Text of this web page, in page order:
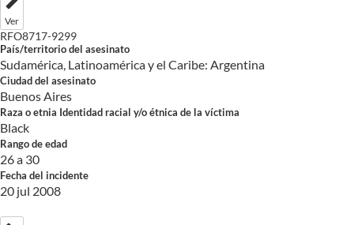
Ver
RFO8717-9299
País/territorio del asesinato
Sudamérica, Latinoamérica y el Caribe: Argentina
Ciudad del asesinato
Buenos Aires
Raza o etnia Identidad racial y/o étnica de la víctima
Black
Rango de edad
26 a 30
Fecha del incidente
20 jul 2008